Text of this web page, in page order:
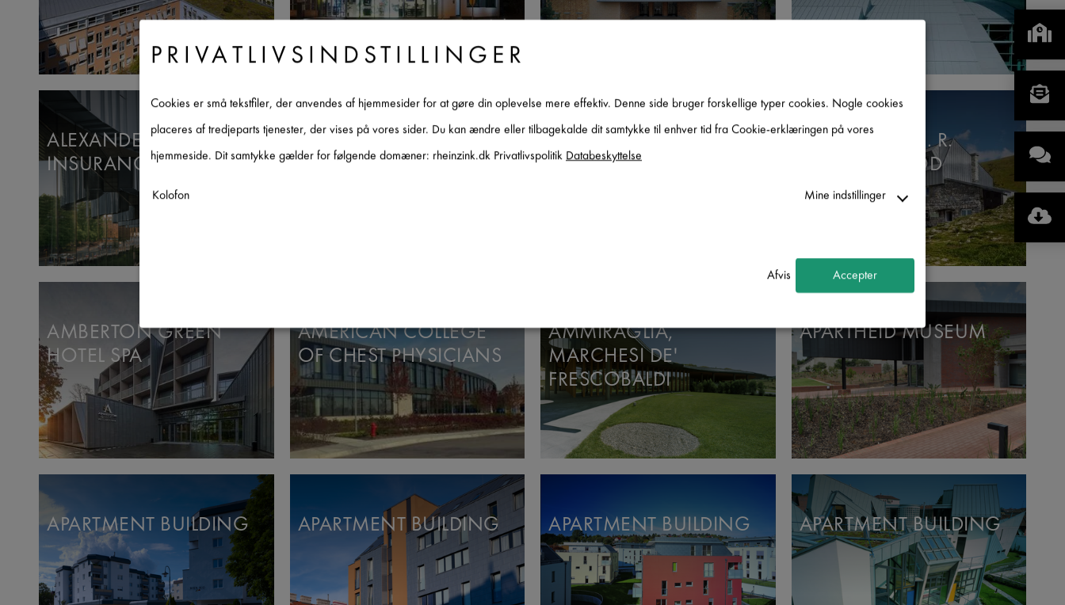
ALEXANDER FORBES
INSURANCE
ALIZÉ LOGEMENTS
INTERCONSTRUCTION
ALMAC
ALPINE HUT M. R.
ŠTEFÁNIKA POD
ĎUMBIEROM
AMBERTON GREEN
HOTEL SPA
AMERICAN COLLEGE
OF CHEST PHYSICIANS
AMMIRAGLIA,
MARCHESI DE'
FRESCOBALDI
APARTHEID MUSEUM
APARTMENT BUILDING APARTMENT BUILDING APARTMENT BUILDING APARTMENT BUILDING
PRIVATLIVSINDSTILLINGER
Cookies er små tekstfiler, der anvendes af hjemmesider for at gøre din oplevelse mere effektiv. Denne side bruger forskellige typer cookies. Nogle cookies
placeres af tredjeparts tjenester, der vises på vores sider. Du kan ændre eller tilbagekalde dit samtykke til enhver tid fra Cookie-erklæringen på vores
hjemmeside. Dit samtykke gælder for følgende domæner: rheinzink.dk Privatlivspolitik Databeskyttelse
Kolofon Mine indstillinger
Marketing
↓ tjenester
Aktiver/deaktiver alle applikatione
Brug denne kontakt til at aktivere/deaktivere alle apps.
Afvis Accepter